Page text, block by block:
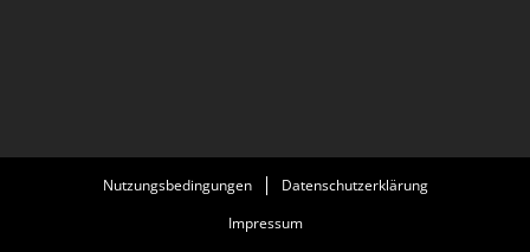
Nutzungsbedingungen
Datenschutzerklärung
Impressum